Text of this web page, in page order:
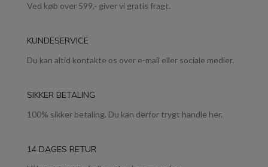
Ved køb over 599,- giver vi gratis fragt.
KUNDESERVICE
Du kan altid kontakte os over e-mail eller sociale medier.
SIKKER BETALING
100% sikker betaling. Du kan derfor trygt handle her.
14 DAGES RETUR